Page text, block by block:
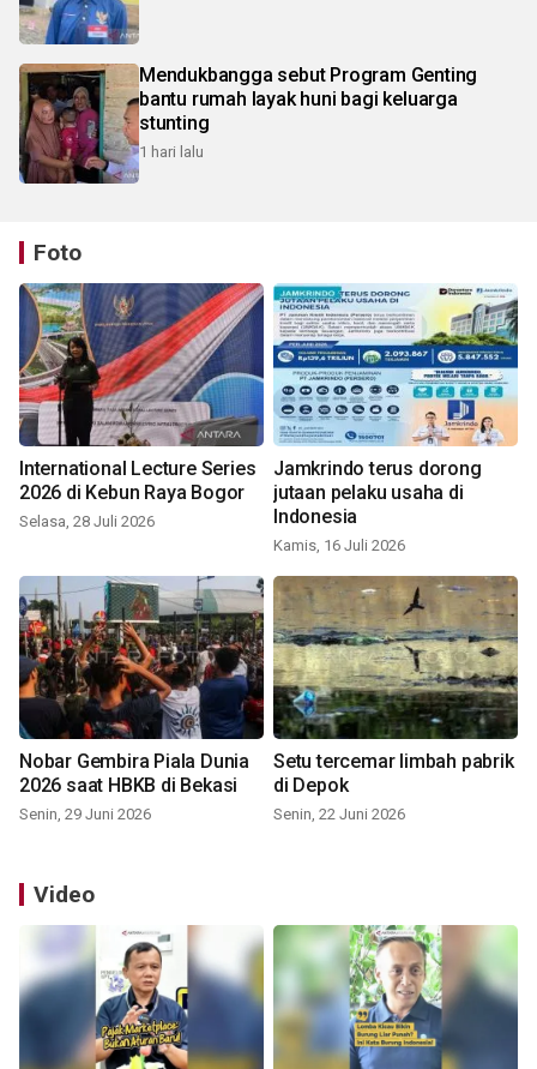
Mendukbangga sebut Program Genting
bantu rumah layak huni bagi keluarga
stunting
1 hari lalu
Foto
International Lecture Series
2026 di Kebun Raya Bogor
Selasa, 28 Juli 2026
Jamkrindo terus dorong
jutaan pelaku usaha di
Indonesia
Kamis, 16 Juli 2026
Nobar Gembira Piala Dunia
2026 saat HBKB di Bekasi
Senin, 29 Juni 2026
Setu tercemar limbah pabrik
di Depok
Senin, 22 Juni 2026
Video